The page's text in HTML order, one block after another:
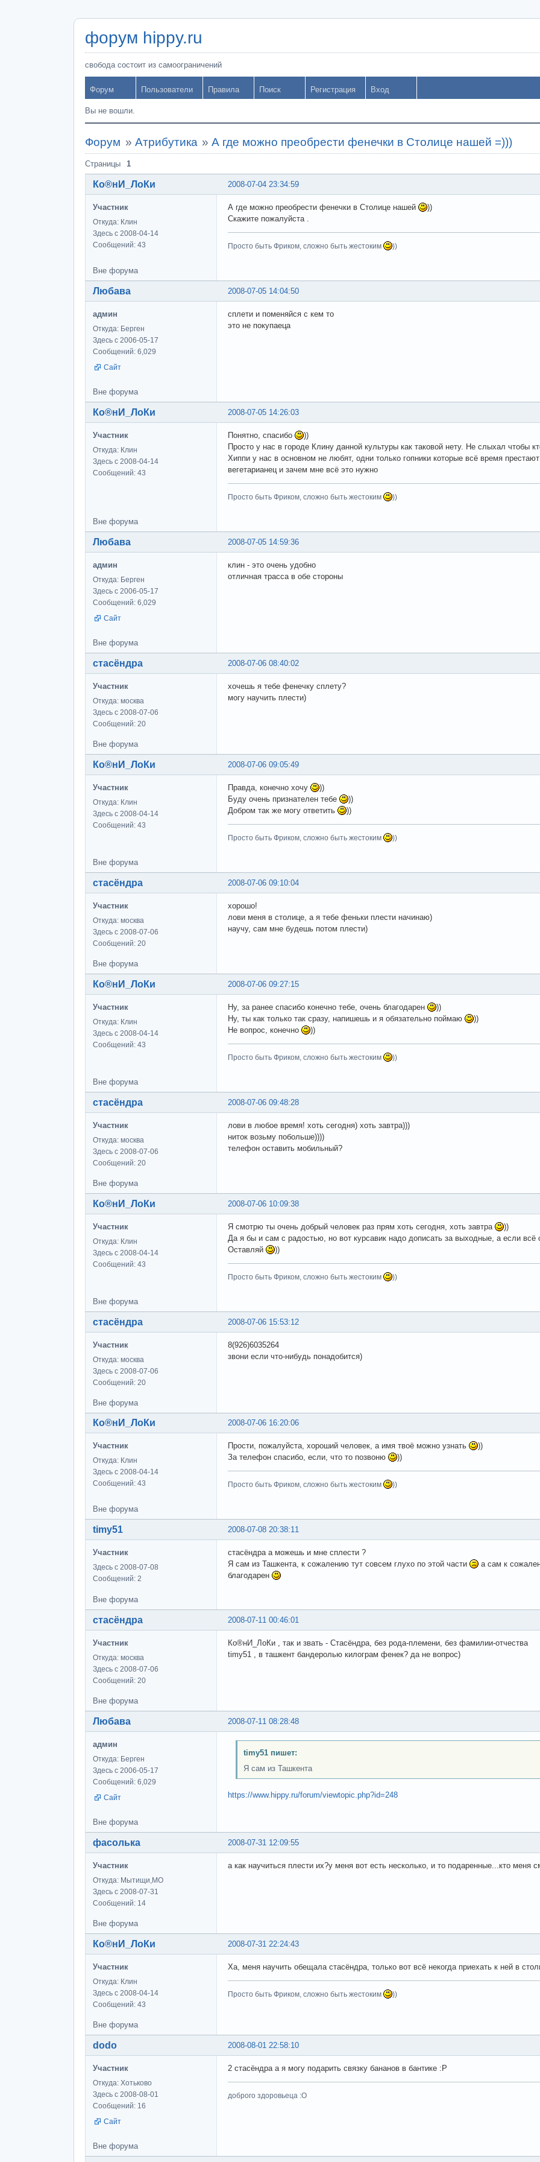
форум hippy.ru
свобода состоит из самоограничений
Форум Пользователи Правила Поиск Регистрация Вход
Вы не вошли.
Форум » Атрибутика »А где можно преобрести фенечки в Столице нашей =)))
Страницы 1
2008-07-04 23:34:59
Ко®нИ_ЛоКи
Участник
Откуда: Клин
Здесь с 2008-04-14
Сообщений: 43
А где можно преобрести фенечки в Столице нашей
))
Скажите пожалуйста .
Просто быть Фриком, сложно быть жестоким ))
Вне форума
2008-07-05 14:04:50
Любава
админ
Откуда: Берген
Здесь с 2006-05-17
Сообщений: 6,029
Сайт
сплети и поменяйся с кем то
это не покупаеца
Вне форума
2008-07-05 14:26:03
Ко®нИ_ЛоКи
Участник
Откуда: Клин
Здесь с 2008-04-14
Сообщений: 43
Понятно, спасибо
))
Просто у нас в городе Клину данной культуры как таковой нету. Не слыхал чтобы
Хиппи у нас в основном не любят, одни только гопники которые всё время
вегетарианец и зачем мне всё это нужно
Просто быть Фриком, сложно быть жестоким ))
Вне форума
2008-07-05 14:59:36
Любава
админ
Откуда: Берген
Здесь с 2006-05-17
Сообщений: 6,029
Сайт
клин - это очень удобно
отличная трасса в обе стороны
Вне форума
2008-07-06 08:40:02
стасёндра
Участник
Откуда: москва
Здесь с 2008-07-06
Сообщений: 20
хочешь я тебе фенечку сплету?
могу научить плести)
Вне форума
2008-07-06 09:05:49
Ко®нИ_ЛоКи
Участник
Откуда: Клин
Здесь с 2008-04-14
Сообщений: 43
Правда, конечно хочу
))
Буду очень признателен тебе
))
Добром так же могу ответить
))
Просто быть Фриком, сложно быть жестоким ))
Вне форума
2008-07-06 09:10:04
стасёндра
Участник
Откуда: москва
Здесь с 2008-07-06
Сообщений: 20
хорошо!
лови меня в столице, а я тебе феньки плести начинаю)
научу, сам мне будешь потом плести)
Вне форума
2008-07-06 09:27:15
Ко®нИ_ЛоКи
Участник
Откуда: Клин
Здесь с 2008-04-14
Сообщений: 43
Ну, за ранее спасибо конечно тебе, очень благодарен
))
Ну, ты как только так сразу, напишешь и я обязательно поймаю
))
Не вопрос, конечно
))
Просто быть Фриком, сложно быть жестоким ))
Вне форума
2008-07-06 09:48:28
стасёндра
Участник
Откуда: москва
Здесь с 2008-07-06
Сообщений: 20
лови в любое время! хоть сегодня) хоть завтра)))
ниток возьму побольше))))
телефон оставить мобильный?
Вне форума
2008-07-06 10:09:38
Ко®нИ_ЛоКи
Участник
Откуда: Клин
Здесь с 2008-04-14
Сообщений: 43
Я смотрю ты очень добрый человек раз прям хоть сегодня, хоть завтра
))
Да я бы и сам с радостью, но вот курсавик надо дописать за выходные, а если
Оставляй
))
Просто быть Фриком, сложно быть жестоким ))
Вне форума
2008-07-06 15:53:12
стасёндра
Участник
Откуда: москва
Здесь с 2008-07-06
Сообщений: 20
8(926)6035264
звони если что-нибудь понадобится)
Вне форума
2008-07-06 16:20:06
Ко®нИ_ЛоКи
Участник
Откуда: Клин
Здесь с 2008-04-14
Сообщений: 43
Прости, пожалуйста, хороший человек, а имя твоё можно узнать
))
За телефон спасибо, если, что то позвоню
))
Просто быть Фриком, сложно быть жестоким ))
Вне форума
2008-07-08 20:38:11
timy51
Участник
Здесь с 2008-07-08
Сообщений: 2
стасёндра а можешь и мне сплести ?
Я сам из Ташкента, к сожалению тут совсем глухо по этой части
а сам к
благодарен
Вне форума
2008-07-11 00:46:01
стасёндра
Участник
Откуда: москва
Здесь с 2008-07-06
Сообщений: 20
Ко®нИ_ЛоКи , так и звать - Стасёндра, без рода-племени, без фамилии-отчества
timy51 , в ташкент бандеролью килограм фенек? да не вопрос)
Вне форума
2008-07-11 08:28:48
Любава
админ
Откуда: Берген
Здесь с 2006-05-17
Сообщений: 6,029
Сайт
timy51 пишет:
Я сам из Ташкента
https://www.hippy.ru/forum/viewtopic.php?id=248
Вне форума
2008-07-31 12:09:55
фасолька
Участник
Откуда: Мытищи,МО
Здесь с 2008-07-31
Сообщений: 14
а как научиться плести их?у меня вот есть несколько, и то подаренные...кто меня
Вне форума
2008-07-31 22:24:43
Ко®нИ_ЛоКи
Участник
Откуда: Клин
Здесь с 2008-04-14
Сообщений: 43
Ха, меня научить обещала стасёндра, только вот всё некогда приехать к ней в
Просто быть Фриком, сложно быть жестоким ))
Вне форума
2008-08-01 22:58:10
dodo
Участник
Откуда: Хотьково
Здесь с 2008-08-01
Сообщений: 16
Сайт
2 стасёндра а я могу подарить связку бананов в бантике :Р
доброго здоровьеца :О
Вне форума